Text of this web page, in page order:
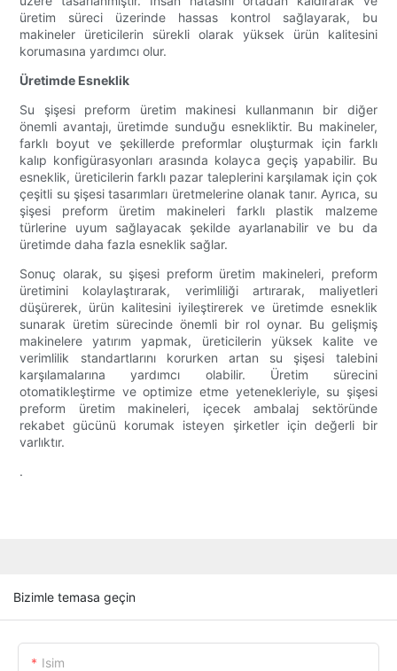
üretim süreci üzerinde hassas kontrol sağlayarak, bu
makineler üreticilerin sürekli olarak yüksek ürün kalitesini
korumasına yardımcı olur.
Üretimde Esneklik
Su şişesi preform üretim makinesi kullanmanın bir diğer
önemli avantajı, üretimde sunduğu esnekliktir. Bu makineler,
farklı boyut ve şekillerde preformlar oluşturmak için farklı
kalıp konfigürasyonları arasında kolayca geçiş yapabilir. Bu
esneklik, üreticilerin farklı pazar taleplerini karşılamak için çok
çeşitli su şişesi tasarımları üretmelerine olanak tanır. Ayrıca, su
şişesi preform üretim makineleri farklı plastik malzeme
türlerine uyum sağlayacak şekilde ayarlanabilir ve bu da
üretimde daha fazla esneklik sağlar.
Sonuç olarak, su şişesi preform üretim makineleri, preform
üretimini kolaylaştırarak, verimliliği artırarak, maliyetleri
düşürerek, ürün kalitesini iyileştirerek ve üretimde esneklik
sunarak üretim sürecinde önemli bir rol oynar. Bu gelişmiş
makinelere yatırım yapmak, üreticilerin yüksek kalite ve
verimlilik standartlarını korurken artan su şişesi talebini
karşılamalarına yardımcı olabilir. Üretim sürecini
otomatikleştirme ve optimize etme yetenekleriyle, su şişesi
preform üretim makineleri, içecek ambalaj sektöründe
rekabet gücünü korumak isteyen şirketler için değerli bir
varlıktır.
.
Bizimle temasa geçin
Isim